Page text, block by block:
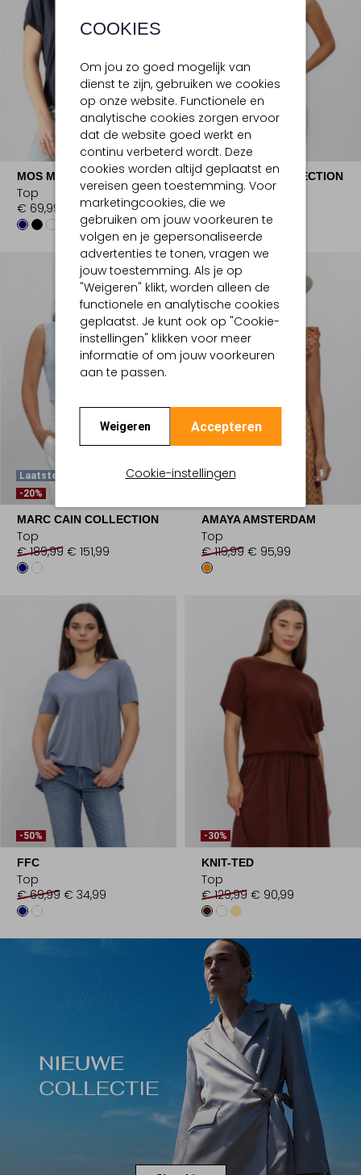
COOKIES
Om jou zo goed mogelijk van
dienst te zijn, gebruiken we cookies
op onze website. Functionele en
analytische cookies zorgen ervoor
dat de website goed werkt en
continu verbeterd wordt. Deze
cookies worden altijd geplaatst en
vereisen geen toestemming. Voor
marketingcookies, die we
gebruiken om jouw voorkeuren te
volgen en je gepersonaliseerde
advertenties te tonen, vragen we
jouw toestemming. Als je op
"Weigeren" klikt, worden alleen de
functionele en analytische cookies
geplaatst. Je kunt ook op "Cookie-
instellingen" klikken voor meer
informatie of om jouw voorkeuren
aan te passen.
Weigeren Accepteren
Cookie-instellingen
MOS MOSH
Top
€ 69,99
-20%
MARC CAIN COLLECTION
Top
€ 189,99
Laatste Items
-20%
MARC CAIN COLLECTION
Top
€ 189,99 € 151,99
AMAYA AMSTERDAM
Top
€ 119,99 € 95,99
-50%
FFC
Top
€ 69,99 € 34,99
-30%
KNIT-TED
Top
€ 129,99 € 90,99